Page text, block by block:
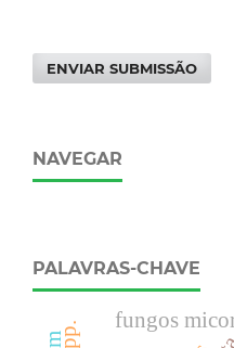
ENVIAR SUBMISSÃO
NAVEGAR
PALAVRAS-CHAVE
fungos